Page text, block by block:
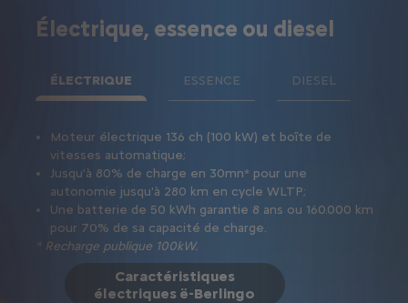
Électrique, essence ou diesel
Moteur électrique 136 ch (100 kW) et boîte de
vitesses automatique;
Jusqu'à 80% de charge en 30mn* pour une
autonomie jusqu'à 280 km en cycle WLTP;
Une batterie de 50 kWh garantie 8 ans ou 160.000 km
pour 70% de sa capacité de charge.
* Recharge publique 100kW.
Caractéristiques
électriques ë-Berlingo
ÉLECTRIQUE ESSENCE DIESEL